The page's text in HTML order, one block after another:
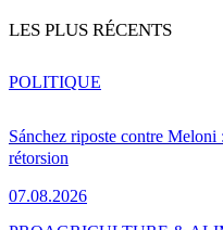
LES PLUS RÉCENTS
Sánchez riposte contre Meloni
rétorsion
07.08.2026
POLITIQUE